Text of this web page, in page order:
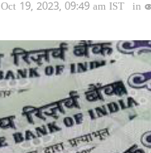
Oct 19, 2023, 09:49 am IST in